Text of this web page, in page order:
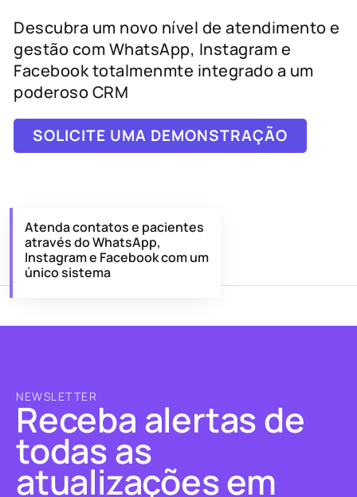
Descubra um novo nível de atendimento e
gestão com WhatsApp, Instagram e
Facebook totalmenmte integrado a um
poderoso CRM
SOLICITE UMA DEMONSTRAÇÃO
Atenda contatos e pacientes
através do WhatsApp,
Instagram e Facebook com um
único sistema
NEWSLETTER
Receba alertas de
todas as
atualizações em